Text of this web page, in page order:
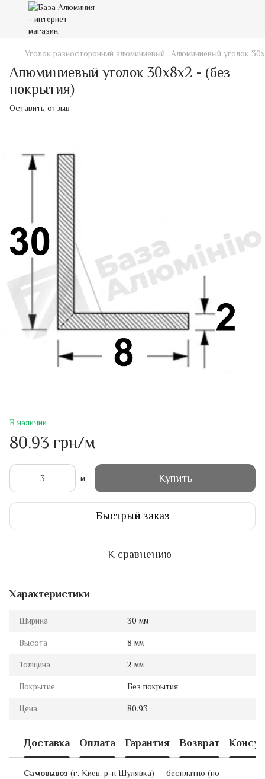
Уголок разносторонний алюминиевый Алюминиевый уголок
Алюминиевый уголок 30х8х2 - (без
покрытия)
Оставить отзыв
В наличии
80.93 грн/м
м Купить
Быстрый заказ
К сравнению
Характеристики
Ширина 30 мм
Высота 8 мм
Толщина 2 мм
Покрытие Без покрытия
Цена 80.93
Доставка Оплата Гарантия Возврат
Самовывоз (г. Киев, р-н Шулявка) — бесплатно (по